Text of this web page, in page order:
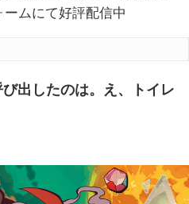
ムにて好評配信中
出したのは。え、トイレ